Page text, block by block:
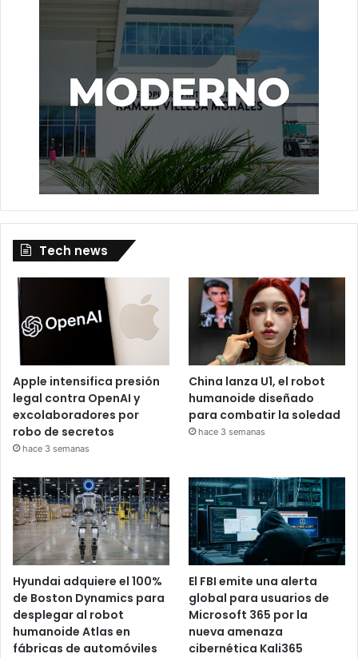
Tech news
Apple intensifica presión
legal contra OpenAI y
excolaboradores por
robo de secretos
hace 3 semanas
China lanza U1, el robot
humanoide diseñado
para combatir la soledad
hace 3 semanas
Hyundai adquiere el 100%
de Boston Dynamics para
desplegar al robot
humanoide Atlas en
fábricas de automóviles
El FBI emite una alerta
global para usuarios de
Microsoft 365 por la
nueva amenaza
cibernética Kali365